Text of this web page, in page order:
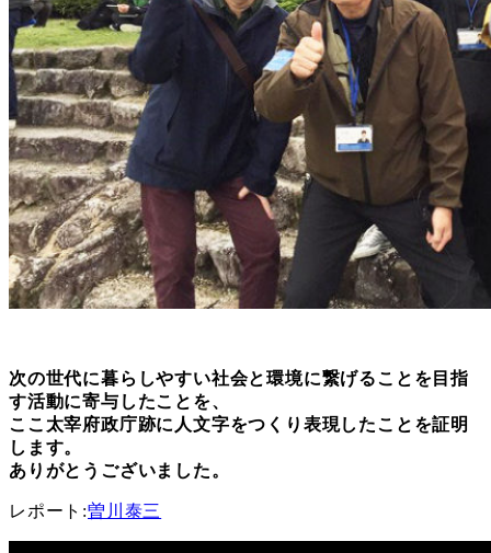
次の世代に暮らしやすい社会と環境に繋げることを目指
す活動に寄与したことを、
ここ太宰府政庁跡に人文字をつくり表現したことを証明
します。
ありがとうございました。
レポート:曽川泰三